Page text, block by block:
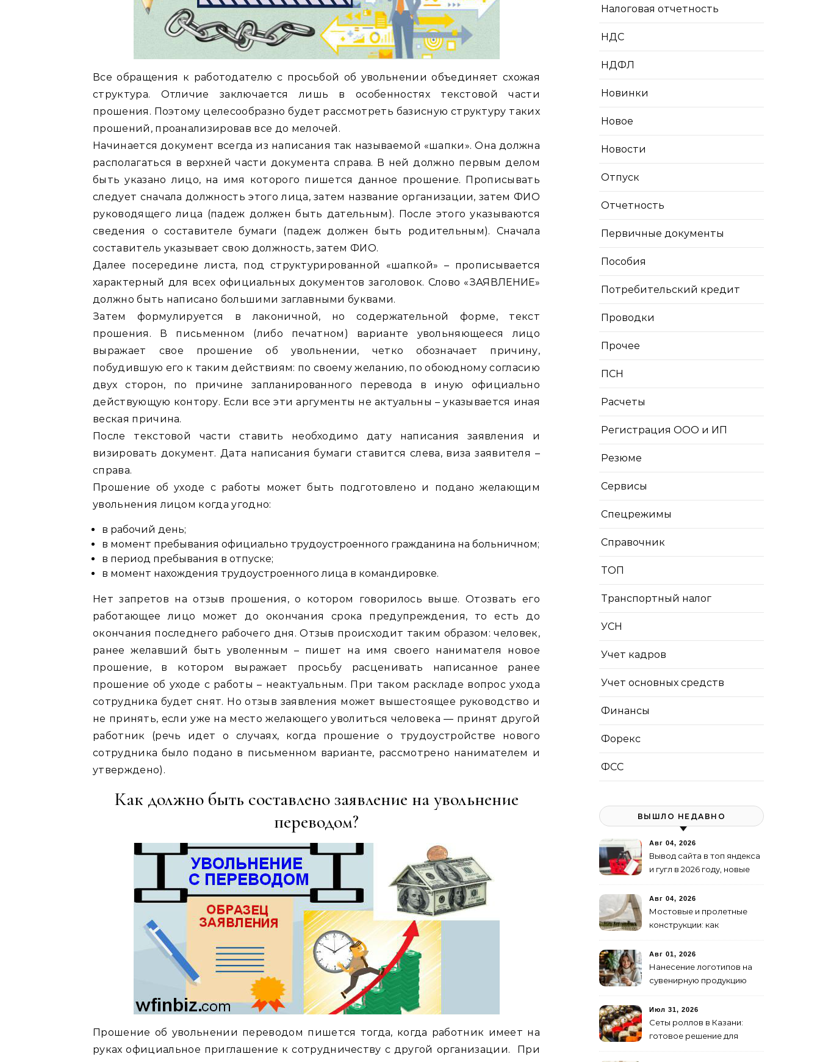
Все обращения к работодателю с просьбой об увольнении объединяет схожая
структура. Отличие заключается лишь в особенностях текстовой части
прошения. Поэтому целесообразно будет рассмотреть базисную структуру таких
прошений, проанализировав все до мелочей.
Начинается документ всегда из написания так называемой «шапки». Она должна
располагаться в верхней части документа справа. В ней должно первым делом
быть указано лицо, на имя которого пишется данное прошение. Прописывать
следует сначала должность этого лица, затем название организации, затем ФИО
руководящего лица (падеж должен быть дательным). После этого указываются
сведения о составителе бумаги (падеж должен быть родительным). Сначала
составитель указывает свою должность, затем ФИО.
Далее посередине листа, под структурированной «шапкой» – прописывается
характерный для всех официальных документов заголовок. Слово «ЗАЯВЛЕНИЕ»
должно быть написано большими заглавными буквами.
Затем формулируется в лаконичной, но содержательной форме, текст
прошения. В письменном (либо печатном) варианте увольняющееся лицо
выражает свое прошение об увольнении, четко обозначает причину,
побудившую его к таким действиям: по своему желанию, по обоюдному согласию
двух сторон, по причине запланированного перевода в иную официально
действующую контору. Если все эти аргументы не актуальны – указывается иная
веская причина.
После текстовой части ставить необходимо дату написания заявления и
визировать документ. Дата написания бумаги ставится слева, виза заявителя –
справа.
Прошение об уходе с работы может быть подготовлено и подано желающим
увольнения лицом когда угодно:
в рабочий день;
в момент пребывания официально трудоустроенного гражданина на больничном;
в период пребывания в отпуске;
в момент нахождения трудоустроенного лица в командировке.
Нет запретов на отзыв прошения, о котором говорилось выше. Отозвать его
работающее лицо может до окончания срока предупреждения, то есть до
окончания последнего рабочего дня. Отзыв происходит таким образом: человек,
ранее желавший быть уволенным – пишет на имя своего нанимателя новое
прошение, в котором выражает просьбу расценивать написанное ранее
прошение об уходе с работы – неактуальным. При таком раскладе вопрос ухода
сотрудника будет снят. Но отзыв заявления может вышестоящее руководство и
не принять, если уже на место желающего уволиться человека — принят другой
работник (речь идет о случаях, когда прошение о трудоустройстве нового
сотрудника было подано в письменном варианте, рассмотрено нанимателем и
утверждено).
Как должно быть составлено заявление на увольнение
переводом?
Прошение об увольнении переводом пишется тогда, когда работник имеет на
руках официальное приглашение к сотрудничеству с другой организации. При
Налоговая отчетность
НДС
НДФЛ
Новинки
Новое
Новости
Отпуск
Отчетность
Первичные документы
Пособия
Потребительский кредит
Проводки
Прочее
ПСН
Расчеты
Регистрация ООО и ИП
Резюме
Сервисы
Спецрежимы
Справочник
ТОП
Транспортный налог
УСН
Учет кадров
Учет основных средств
Финансы
Форекс
ФСС
ВЫШЛО НЕДАВНО
Авг 04, 2026
Вывод сайта в топ яндекса
и гугл в 2026 году, новые
Авг 04, 2026
Мостовые и пролетные
конструкции: как
изготовление и поставку
Авг 01, 2026
Нанесение логотипов на
сувенирную продукцию
Июл 31, 2026
Сеты роллов в Казани:
готовое решение для